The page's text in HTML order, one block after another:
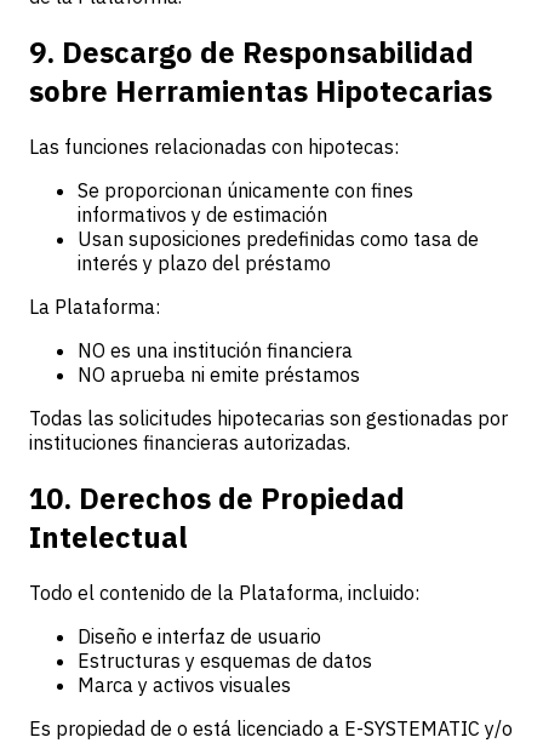
9. Descargo de Responsabilidad
sobre Herramientas Hipotecarias
Las funciones relacionadas con hipotecas:
Se proporcionan únicamente con fines
informativos y de estimación
Usan suposiciones predefinidas como tasa de
interés y plazo del préstamo
La Plataforma:
NO es una institución financiera
NO aprueba ni emite préstamos
Todas las solicitudes hipotecarias son gestionadas por
instituciones financieras autorizadas.
10. Derechos de Propiedad
Intelectual
Todo el contenido de la Plataforma, incluido:
Diseño e interfaz de usuario
Estructuras y esquemas de datos
Marca y activos visuales
Es propiedad de o está licenciado a E-SYSTEMATIC y/o